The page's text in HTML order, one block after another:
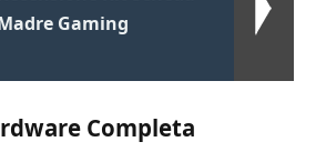
Gaming
Completa